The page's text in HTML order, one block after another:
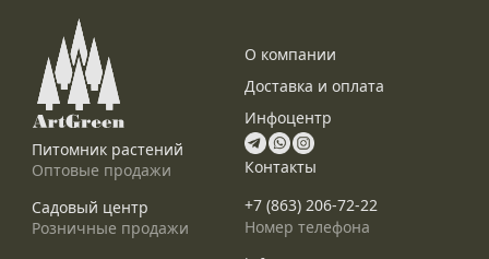
Питомник растений
Оптовые продажи
Садовый центр
Розничные продажи
О компании
Доставка и оплата
Инфоцентр
Контакты
+7 (863) 206-72-22
Номер телефона